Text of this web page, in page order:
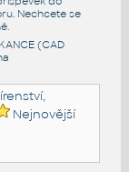
. Nechcete se
.
(CAD
Nejnovější